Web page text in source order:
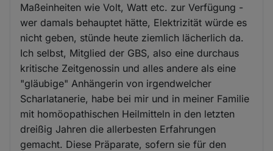
Maßeinheiten wie Volt, Watt etc. zur Verfügung -
wer damals behauptet hätte, Elektrizität würde es
nicht geben, stünde heute ziemlich lächerlich da.
Ich selbst, Mitglied der GBS, also eine durchaus
kritische Zeitgenossin und alles andere als eine
"gläubige" Anhängerin von irgendwelcher
Scharlatanerie, habe bei mir und in meiner Familie
mit homöopathischen Heilmitteln in den letzten
dreißig Jahren die allerbesten Erfahrungen
gemacht. Diese Präparate, sofern sie für den